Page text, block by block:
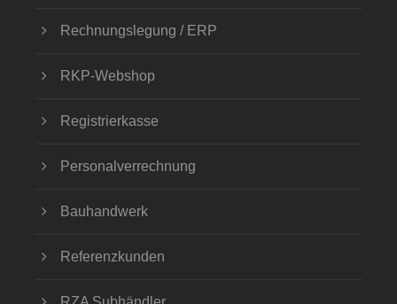
Rechnungslegung / ERP
RKP-Webshop
Registrierkasse
Personalverrechnung
Bauhandwerk
Referenzkunden